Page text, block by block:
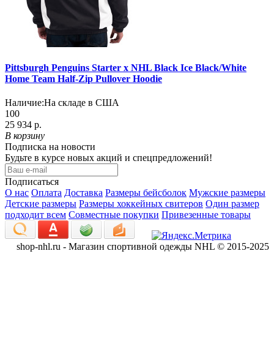
Pittsburgh Penguins Starter x NHL Black Ice Black/White
Home Team Half-Zip Pullover Hoodie
Наличие:На складе в США
100
25 934 р.
В корзину
Подписка на новости
Будьте в курсе новых акций и спецпредложений!
Подписаться
О нас Оплата Доставка Размеры бейсболок Мужские размеры
Детские размеры Размеры хоккейных свитеров Один размер
подходит всем Совместные покупки Привезенные товары
shop-nhl.ru - Магазин спортивной одежды NHL © 2015-2025